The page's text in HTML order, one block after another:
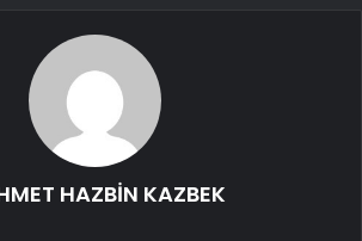
HAZBİN KAZBEK